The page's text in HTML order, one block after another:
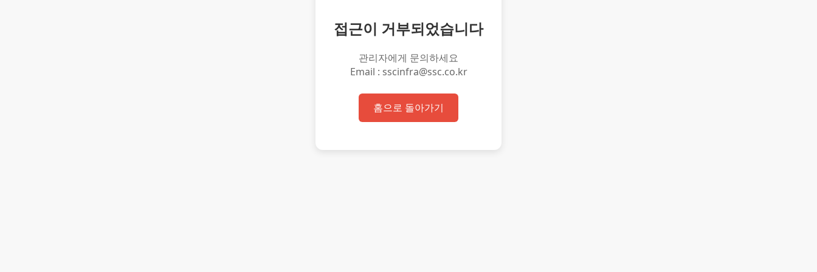
접근이 거부되었습니다
관리자에게 문의하세요
Email : sscinfra@ssc.co.kr
홈으로 돌아가기